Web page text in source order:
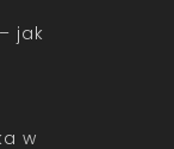
jak
w